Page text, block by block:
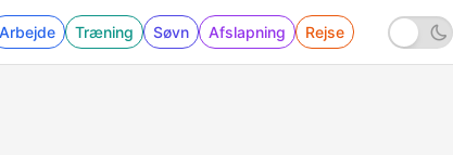
Arbejde Træning Søvn Afslapning Rejse